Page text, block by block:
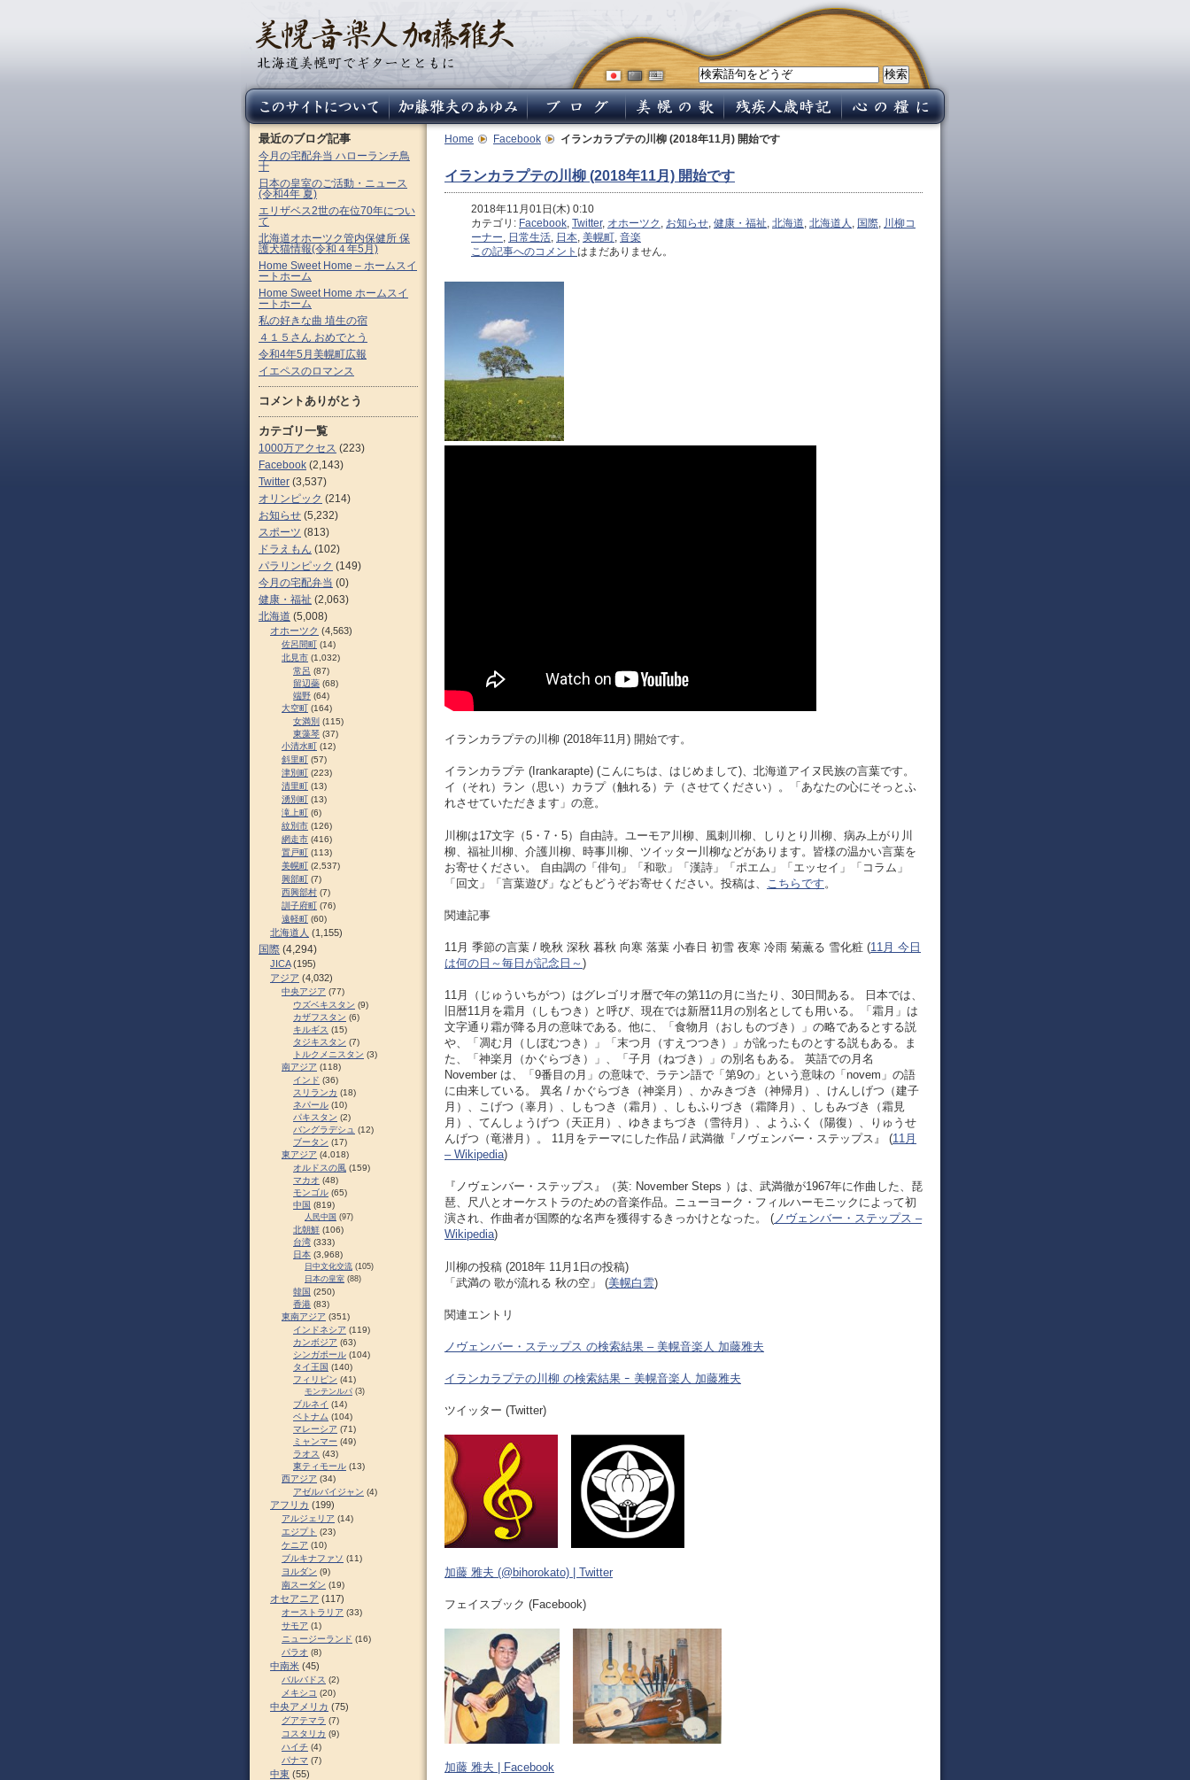
Home Facebook イランカラプテの川柳 (2018年11月) 開始です
イランカラプテの川柳 (2018年11月) 開始です
2018年11月01日(木) 0:10
カテゴリ: Facebook, Twitter, オホーツク , お知らせ, 健康・福祉, 北海道, 北海道人 , 国際, 川柳コ
ーナー, 日常生活, 日本, 美幌町, 音楽
この記事へのコメント はまだありません。
イランカラプテの川柳 (2018年11月) 開始です。
イランカラプテ (Irankarapte) (こんにちは、はじめまして)、北海道アイヌ民族の言葉です。
イ（それ）ラン（思い）カラプ（触れる）テ（させてください）。「あなたの心にそっとふ
れさせていただきます」の意。
川柳は17文字（5・7・5）自由詩。ユーモア川柳、風刺川柳、しりとり川柳、病み上がり川
柳、福祉川柳、介護川柳、時事川柳、ツイッター川柳などがあります。皆様の温かい言葉を
お寄せください。 自由調の「俳句」「和歌」「漢詩」「ポエム」「エッセイ」「コラム」
「回文」「言葉遊び」などもどうぞお寄せください。投稿は、
こちらです 。
関連記事
11月 季節の言葉 / 晩秋 深秋 暮秋 向寒 落葉 小春日 初雪 夜寒 冷雨 菊薫る 雪化粧 (11月 今日
は何の日～毎日が記念日～ )
11月（じゅういちがつ）はグレゴリオ暦で年の第11の月に当たり、30日間ある。 日本では、
旧暦11月を霜月（しもつき）と呼び、現在では新暦11月の別名としても用いる。「霜月」は
文字通り霜が降る月の意味である。他に、「食物月（おしものづき）」の略であるとする説
や、「凋む月（しぼむつき）」「末つ月（すえつつき）」が訛ったものとする説もある。ま
た、「神楽月（かぐらづき）」、「子月（ねづき）」の別名もある。 英語での月名
November は、「9番目の月」の意味で、ラテン語で「第9の」という意味の「novem」の語
に由来している。 異名 / かぐらづき（神楽月）、かみきづき（神帰月）、けんしげつ（建子
月）、こげつ（辜月）、しもつき（霜月）、しもふりづき（霜降月）、しもみづき（霜見
月）、てんしょうげつ（天正月）、ゆきまちづき（雪待月）、ようふく（陽復）、りゅうせ
んげつ（竜潜月）。 11月をテーマにした作品 / 武満徹『ノヴェンバー・ステップス』 (11月
– Wikipedia)
『ノヴェンバー・ステップス』（英: November Steps ）は、武満徹が1967年に作曲した、琵
琶、尺八とオーケストラのための音楽作品。ニューヨーク・フィルハーモニックによって初
演され、作曲者が国際的な名声を獲得するきっかけとなった。 (ノヴェンバー・ステップス –
Wikipedia)
川柳の投稿 (2018年 11月1日の投稿)
「武満の 歌が流れる 秋の空」 (美幌白雲)
関連エントリ
ノヴェンバー・ステップス の検索結果 – 美幌音楽人 加藤雅夫
イランカラプテの川柳 の検索結果 ｰ 美幌音楽人 加藤雅夫
ツイッター (Twitter)
加藤 雅夫 (@bihorokato) | Twitter
フェイスブック (Facebook)
加藤 雅夫 | Facebook
最近のブログ記事
今月の宅配弁当 ハローランチ鳥
十
日本の皇室のご活動・ニュース
(令和4年 夏)
エリザベス2世の在位70年につい
て
北海道オホーツク管内保健所 保
護犬猫情報(令和４年5月)
Home Sweet Home – ホームスイ
ートホーム
Home Sweet Home ホームスイ
ートホーム
私の好きな曲 埴生の宿
４１５さん おめでとう
令和4年5月美幌町広報
イエペスのロマンス
コメントありがとう
カテゴリ一覧
1000万アクセス (223)
Facebook (2,143)
Twitter (3,537)
オリンピック (214)
お知らせ (5,232)
スポーツ (813)
ドラえもん (102)
パラリンピック (149)
今月の宅配弁当 (0)
健康・福祉 (2,063)
北海道 (5,008)
オホーツク (4,563)
佐呂間町 (14)
北見市 (1,032)
常呂 (87)
留辺蘂 (68)
端野 (64)
大空町 (164)
女満別 (115)
東藻琴 (37)
小清水町 (12)
斜里町 (57)
津別町 (223)
清里町 (13)
湧別町 (13)
滝上町 (6)
紋別市 (126)
網走市 (416)
置戸町 (113)
美幌町 (2,537)
興部町 (7)
西興部村 (7)
訓子府町 (76)
遠軽町 (60)
北海道人 (1,155)
国際 (4,294)
JICA(195)
アジア (4,032)
中央アジア (77)
ウズベキスタン (9)
カザフスタン (6)
キルギス (15)
タジキスタン (7)
トルクメニスタン (3)
南アジア (118)
インド (36)
スリランカ (18)
ネパール (10)
パキスタン (2)
バングラデシュ (12)
ブータン (17)
東アジア (4,018)
オルドスの風 (159)
マカオ (48)
モンゴル (65)
中国 (819)
人民中国 (97)
北朝鮮 (106)
台湾 (333)
日本 (3,968)
日中文化交流 (105)
日本の皇室 (88)
韓国 (250)
香港 (83)
東南アジア (351)
インドネシア (119)
カンボジア (63)
シンガポール (104)
タイ王国 (140)
フィリピン (41)
モンテンルパ (3)
ブルネイ (14)
ベトナム (104)
マレーシア (71)
ミャンマー (49)
ラオス (43)
東ティモール (13)
西アジア (34)
アゼルバイジャン (4)
アフリカ (199)
アルジェリア (14)
エジプト (23)
ケニア (10)
ブルキナファソ (11)
ヨルダン (9)
南スーダン (19)
オセアニア (117)
オーストラリア (33)
サモア (1)
ニュージーランド (16)
パラオ (8)
中南米 (45)
バルバドス (2)
メキシコ (20)
中央アメリカ (75)
グアテマラ (7)
コスタリカ (9)
ハイチ (4)
パナマ (7)
中東 (55)